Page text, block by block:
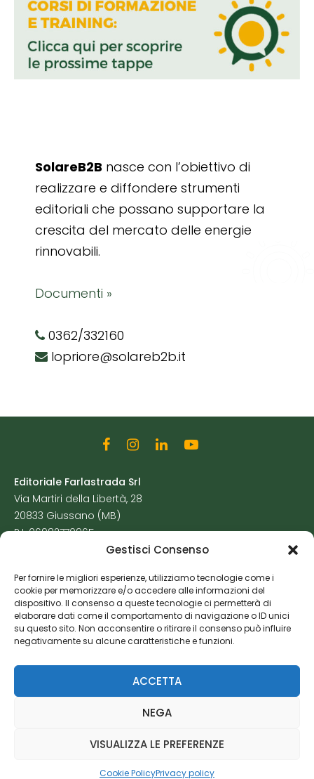
Gestisci Consenso
Per fornire le migliori esperienze, utilizziamo tecnologie come i
cookie per memorizzare e/o accedere alle informazioni del
dispositivo. Il consenso a queste tecnologie ci permetterà di
elaborare dati come il comportamento di navigazione o ID unici
su questo sito. Non acconsentire o ritirare il consenso può influire
negativamente su alcune caratteristiche e funzioni.
ACCETTA
NEGA
VISUALIZZA LE PREFERENZE
Cookie PolicyPrivacy policy
SolareB2B nasce con l’obiettivo di
realizzare e diffondere strumenti
editoriali che possano supportare la
crescita del mercato delle energie
rinnovabili.
Documenti »
0362/332160
lopriore@solareb2b.it
Editoriale Farlastrada Srl
Via Martiri della Libertà, 28
20833 Giussano (MB)
P.I. 06982770965
Cookie Policy
Risorse Aggiuntive